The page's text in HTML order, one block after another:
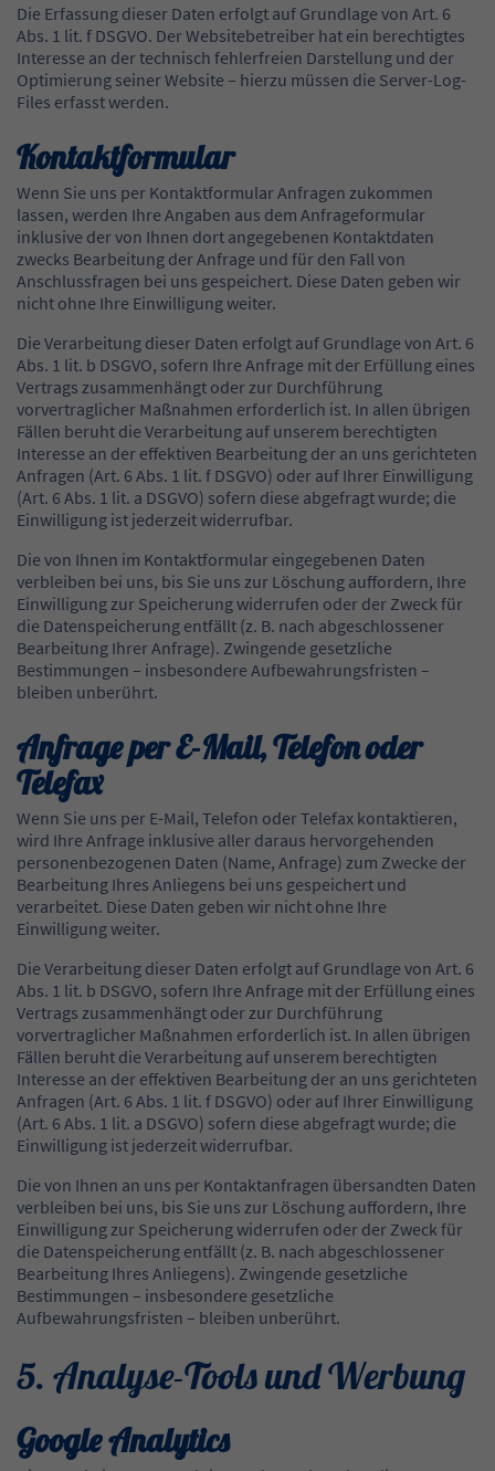
Die Erfassung dieser Daten erfolgt auf Grundlage von Art. 6
Abs. 1 lit. f DSGVO. Der Websitebetreiber hat ein berechtigtes
Interesse an der technisch fehlerfreien Darstellung und der
Optimierung seiner Website – hierzu müssen die Server-Log-
Files erfasst werden.
Kontaktformular
Wenn Sie uns per Kontaktformular Anfragen zukommen
lassen, werden Ihre Angaben aus dem Anfrageformular
inklusive der von Ihnen dort angegebenen Kontaktdaten
zwecks Bearbeitung der Anfrage und für den Fall von
Anschlussfragen bei uns gespeichert. Diese Daten geben wir
nicht ohne Ihre Einwilligung weiter.
Die Verarbeitung dieser Daten erfolgt auf Grundlage von Art. 6
Abs. 1 lit. b DSGVO, sofern Ihre Anfrage mit der Erfüllung eines
Vertrags zusammenhängt oder zur Durchführung
vorvertraglicher Maßnahmen erforderlich ist. In allen übrigen
Fällen beruht die Verarbeitung auf unserem berechtigten
Interesse an der effektiven Bearbeitung der an uns gerichteten
Anfragen (Art. 6 Abs. 1 lit. f DSGVO) oder auf Ihrer Einwilligung
(Art. 6 Abs. 1 lit. a DSGVO) sofern diese abgefragt wurde; die
Einwilligung ist jederzeit widerrufbar.
Die von Ihnen im Kontaktformular eingegebenen Daten
verbleiben bei uns, bis Sie uns zur Löschung auffordern, Ihre
Einwilligung zur Speicherung widerrufen oder der Zweck für
die Datenspeicherung entfällt (z. B. nach abgeschlossener
Bearbeitung Ihrer Anfrage). Zwingende gesetzliche
Bestimmungen – insbesondere Aufbewahrungsfristen –
bleiben unberührt.
Anfrage per E-Mail, Telefon oder
Telefax
Wenn Sie uns per E-Mail, Telefon oder Telefax kontaktieren,
wird Ihre Anfrage inklusive aller daraus hervorgehenden
personenbezogenen Daten (Name, Anfrage) zum Zwecke der
Bearbeitung Ihres Anliegens bei uns gespeichert und
verarbeitet. Diese Daten geben wir nicht ohne Ihre
Einwilligung weiter.
Die Verarbeitung dieser Daten erfolgt auf Grundlage von Art. 6
Abs. 1 lit. b DSGVO, sofern Ihre Anfrage mit der Erfüllung eines
Vertrags zusammenhängt oder zur Durchführung
vorvertraglicher Maßnahmen erforderlich ist. In allen übrigen
Fällen beruht die Verarbeitung auf unserem berechtigten
Interesse an der effektiven Bearbeitung der an uns gerichteten
Anfragen (Art. 6 Abs. 1 lit. f DSGVO) oder auf Ihrer Einwilligung
(Art. 6 Abs. 1 lit. a DSGVO) sofern diese abgefragt wurde; die
Einwilligung ist jederzeit widerrufbar.
Die von Ihnen an uns per Kontaktanfragen übersandten Daten
verbleiben bei uns, bis Sie uns zur Löschung auffordern, Ihre
Einwilligung zur Speicherung widerrufen oder der Zweck für
die Datenspeicherung entfällt (z. B. nach abgeschlossener
Bearbeitung Ihres Anliegens). Zwingende gesetzliche
Bestimmungen – insbesondere gesetzliche
Aufbewahrungsfristen – bleiben unberührt.
5. Analyse-Tools und Werbung
Google Analytics